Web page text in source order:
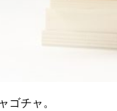
ゴチャ。